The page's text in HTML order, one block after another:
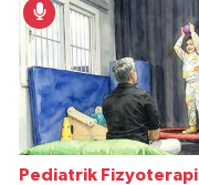
Pediatrik Fizyoterapi